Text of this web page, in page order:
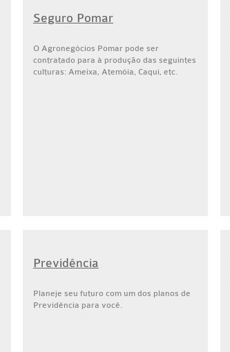
Seguro Pomar
O Agronegócios Pomar pode ser
contratado para à produção das seguintes
culturas: Ameixa, Atemóia, Caqui, etc.
Previdência
Planeje seu futuro com um dos planos de
Previdência para você.